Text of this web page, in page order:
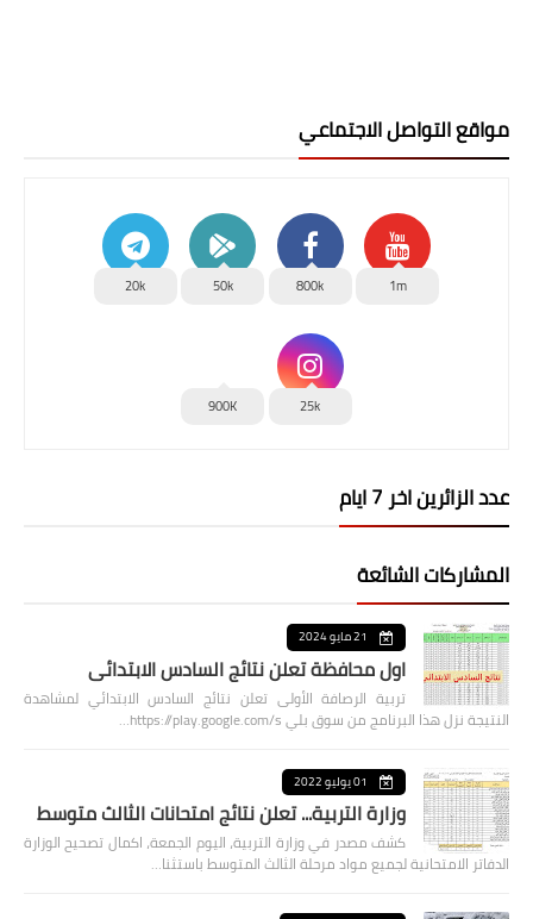
مواقع التواصل الاجتماعي
1m
800k
50k
20k
25k
900K
عدد الزائرين اخر 7 ايام
المشاركات الشائعة
21 مايو 2024
اول محافظة تعلن نتائج السادس الابتدائي
تربية الرصافة الأولى تعلن نتائج السادس الابتدائي لمشاهدة
النتيجة نزل هذا البرنامج من سوق بلي https://play.google.com/s…
01 يوليو 2022
وزارة التربية... تعلن نتائج امتحانات الثالث متوسط
كشف مصدر في وزارة التربية، اليوم الجمعة، اكمال تصحيح الوزارة
الدفاتر الامتحانية لجميع مواد مرحلة الثالث المتوسط باستثنا…